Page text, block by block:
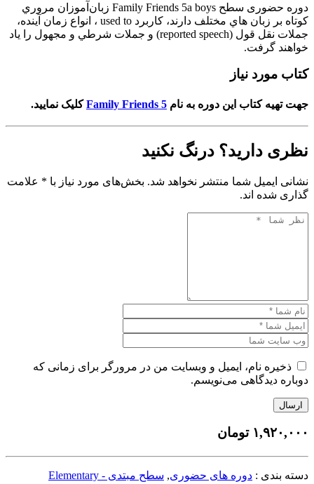
دوره حضوری سطح Family Friends 5a boys زبان‌آموزان مروري
كوتاه بر زبان هاي مختلف دارند، كاربرد used to ، انواع زمان آينده،
جملات نقل قول (reported speech) و جملات شرطي و مجهول را ياد
خواهند گرفت.
کتاب مورد نیاز
جهت تهیه کتاب این دوره به نام Family Friends 5کلیک نمایید.
نظری دارید؟ درنگ نکنید
نشانی ایمیل شما منتشر نخواهد شد. بخش‌های مورد نیاز با * علامت
گذاری شده اند.
ذخیره نام، ایمیل و وبسایت من در مرورگر برای زمانی که
دوباره دیدگاهی می‌نویسم.
ارسال
۱,۹۲۰,۰۰۰ تومان
دسته بندی : دوره های حضوری, سطح مبتدی - Elementary